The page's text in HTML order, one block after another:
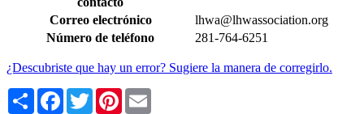
Correo electrónico
lhwa@lhwassociation.org
Número de teléfono
281-764-6251
¿Descubriste que hay un error? Sugiere la manera de corregirlo.
Share Facebook
TwitterPinterest